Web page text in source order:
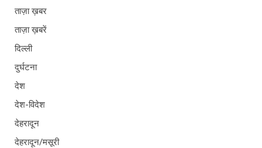
ताज़ा ख़बर
ताज़ा ख़बरें
दिल्ली
दुर्घटना
देश
देश-विदेश
देहरादून
देहरादून/मसूरी